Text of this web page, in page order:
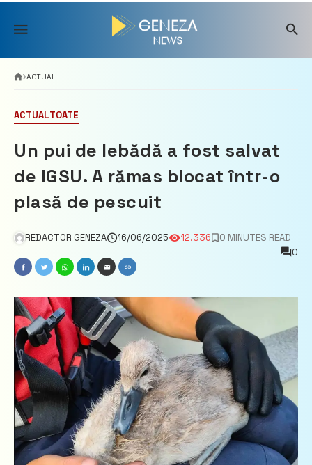
Skip
content
ACTUAL
ACTUALTOATE
Un pui de lebădă a fost salvat
de IGSU. A rămas blocat într-o
plasă de pescuit
REDACTOR GENEZA 16/06/2025 12.336
0 MINUTES READ
0